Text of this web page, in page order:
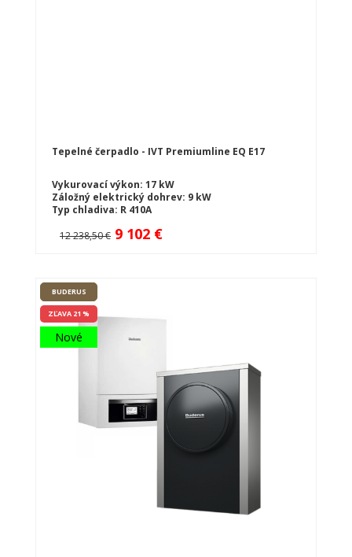
Tepelné čerpadlo - IVT Premiumline EQ E17
Vykurovací výkon: 17 kW
Záložný elektrický dohrev: 9 kW
Typ chladiva: R 410A
12 238,50 € 9 102 €
BUDERUS
ZĽAVA 21 %
Nové